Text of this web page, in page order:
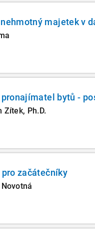
majetek v
pronajímatel bytů -
Zítek, Ph.D.
začátečníky